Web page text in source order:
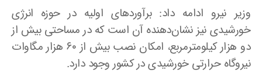
وزیر نیرو ادامه داد: برآوردهای اولیه در حوزه انرژی
خورشیدی نیز نشان‌دهنده آن است که در مساحتی بیش از
دو هزار کیلومترمربع، امکان نصب بیش از ۶۰ هزار مگاوات
نیروگاه حرارتی خورشیدی در کشور وجود دارد.